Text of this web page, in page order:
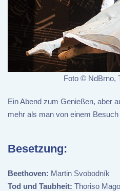
Foto © NdBrno,
Ein Abend zum Genießen, aber
mehr als man von einem
Besetzung:
Beethoven: Martin Svobodník
Tod und Taubheit: Thoriso